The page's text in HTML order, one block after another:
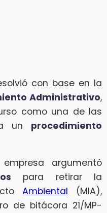
con base en la
Administrativo,
como una de las
un procedimiento
argumentó
para retirar la
Ambiental (MIA),
de bitácora 21/MP-